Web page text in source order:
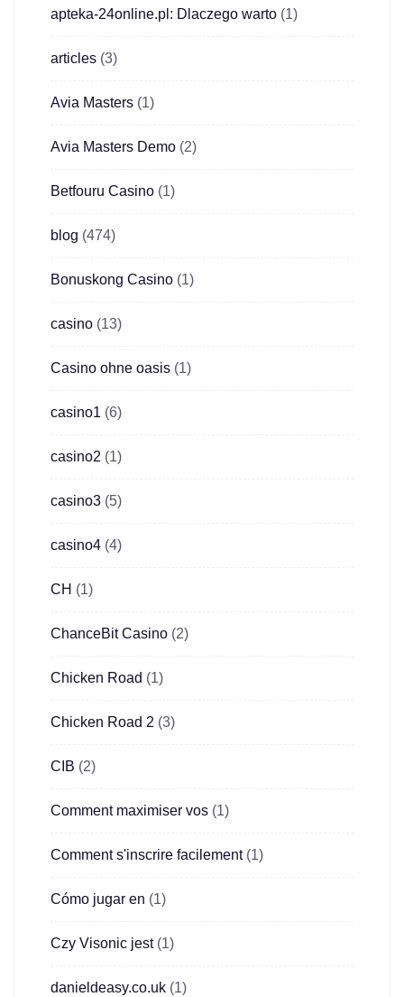
apteka-24online.pl: Dlaczego warto (1)
articles (3)
Avia Masters (1)
Avia Masters Demo (2)
Betfouru Casino (1)
blog (474)
Bonuskong Casino (1)
casino (13)
Casino ohne oasis (1)
casino1 (6)
casino2 (1)
casino3 (5)
casino4 (4)
CH (1)
ChanceBit Casino (2)
Chicken Road (1)
Chicken Road 2 (3)
CIB (2)
Comment maximiser vos (1)
Comment s'inscrire facilement(1)
Cómo jugar en (1)
Czy Visonic jest(1)
danieldeasy.co.uk (1)